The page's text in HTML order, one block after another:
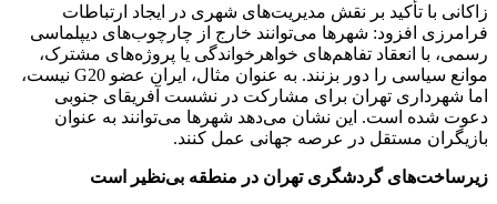
زاکانی با تأکید بر نقش مدیریت‌های شهری در ایجاد ارتباطات
فرامرزی افزود: شهرها می‌توانند خارج از چارچوب‌های دیپلماسی
رسمی، با انعقاد تفاهم‌های خواهرخواندگی یا پروژه‌های مشترک،
موانع سیاسی را دور بزنند. به عنوان مثال، ایران عضو G20 نیست،
اما شهرداری تهران برای مشارکت در نشست آفریقای جنوبی
دعوت شده است. این نشان می‌دهد شهرها می‌توانند به عنوان
بازیگران مستقل در عرصه جهانی عمل کنند.
زیرساخت‌های گردشگری تهران در منطقه بی‌نظیر است